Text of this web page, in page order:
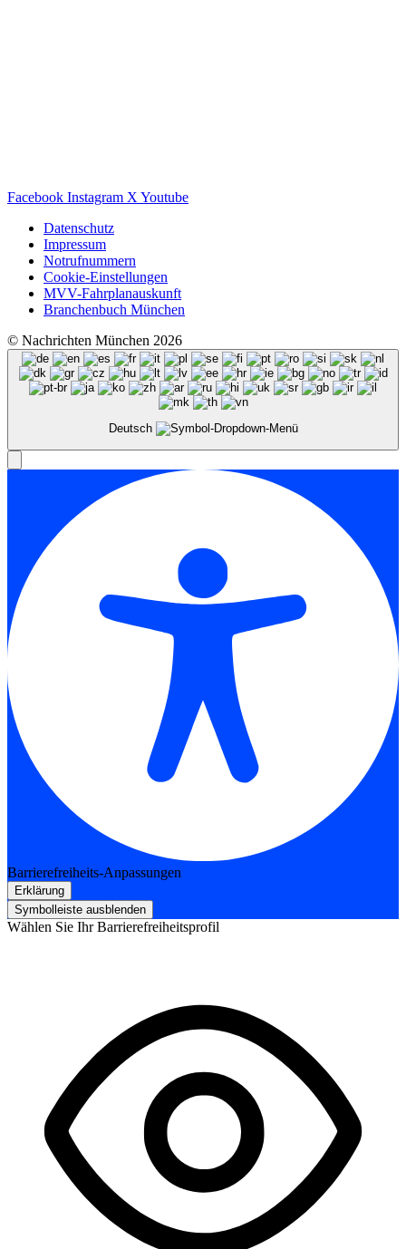
Facebook Instagram X Youtube
Datenschutz
Impressum
Notrufnummern
Cookie-Einstellungen
MVV-Fahrplanauskunft
Branchenbuch München
© Nachrichten München 2026
Deutsch
Barrierefreiheits-Anpassungen
Erklärung
Symbolleiste ausblenden
Wählen Sie Ihr Barrierefreiheitsprofil